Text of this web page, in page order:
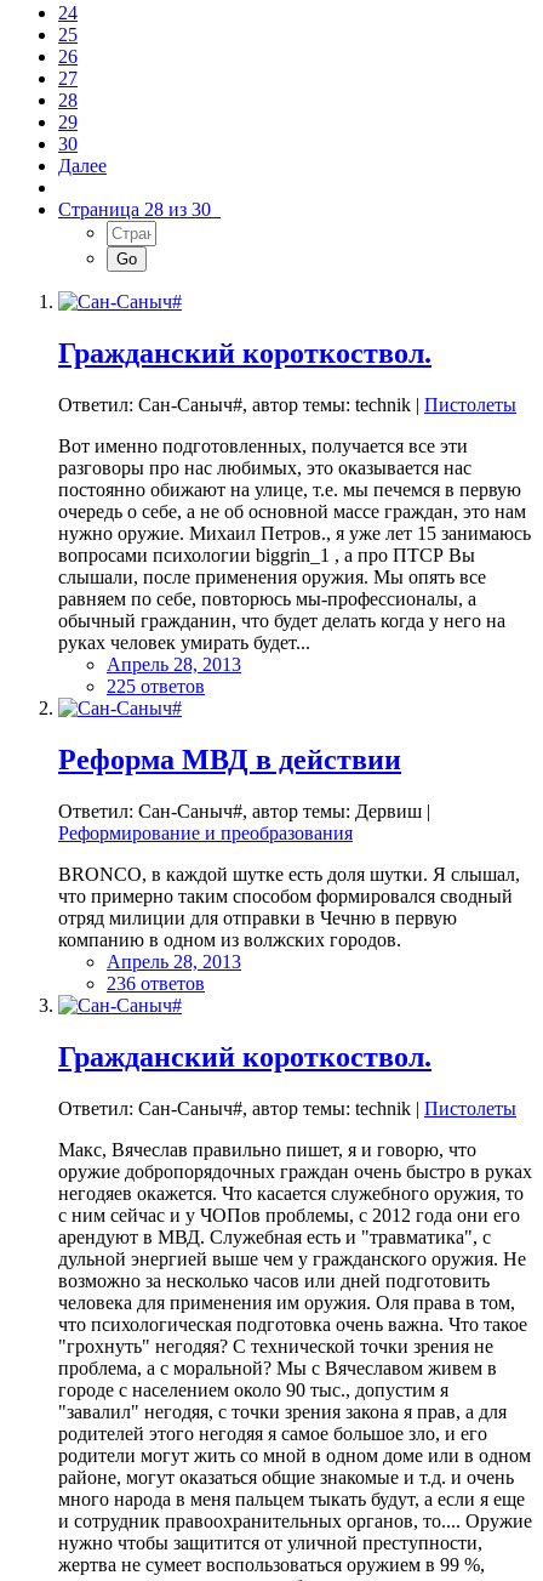
24
25
26
27
28
29
30
Далее
Страница 28 из 30
Гражданский короткоствол.
Ответил: Сан-Саныч#, автор темы: technik | Пистолеты
Вот именно подготовленных, получается все эти
разговоры про нас любимых, это оказывается нас
постоянно обижают на улице, т.е. мы печемся в первую
очередь о себе, а не об основной массе граждан, это нам
нужно оружие. Михаил Петров., я уже лет 15 занимаюсь
вопросами психологии biggrin_1 , а про ПТСР Вы
слышали, после применения оружия. Мы опять все
равняем по себе, повторюсь мы-профессионалы, а
обычный гражданин, что будет делать когда у него на
руках человек умирать будет...
Апрель 28, 2013
225 ответов
Реформа МВД в действии
Ответил: Сан-Саныч#, автор темы: Дервиш |
Реформирование и преобразования
BRONCO, в каждой шутке есть доля шутки. Я слышал,
что примерно таким способом формировался сводный
отряд милиции для отправки в Чечню в первую
компанию в одном из волжских городов.
Апрель 28, 2013
236 ответов
Гражданский короткоствол.
Ответил: Сан-Саныч#, автор темы: technik | Пистолеты
Макс, Вячеслав правильно пишет, я и говорю, что
оружие добропорядочных граждан очень быстро в руках
негодяев окажется. Что касается служебного оружия, то
с ним сейчас и у ЧОПов проблемы, с 2012 года они его
арендуют в МВД. Служебная есть и "травматика", с
дульной энергией выше чем у гражданского оружия. Не
возможно за несколько часов или дней подготовить
человека для применения им оружия. Оля права в том,
что психологическая подготовка очень важна. Что такое
"грохнуть" негодяя? С технической точки зрения не
проблема, а с моральной? Мы с Вячеславом живем в
городе с населением около 90 тыс., допустим я
"завалил" негодяя, с точки зрения закона я прав, а для
родителей этого негодяя я самое большое зло, и его
родители могут жить со мной в одном доме или в одном
районе, могут оказаться общие знакомые и т.д. и очень
много народа в меня пальцем тыкать будут, а если я еще
и сотрудник правоохранительных органов, то.... Оружие
нужно чтобы защитится от уличной преступности,
жертва не сумеет воспользоваться оружием в 99 %,